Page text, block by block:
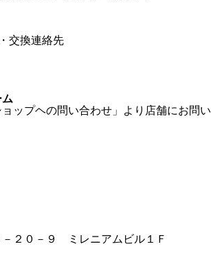
交換連絡先
ップヘの問い合わせ」より店舗にお問い
２０－９ ミレニアムビル１Ｆ